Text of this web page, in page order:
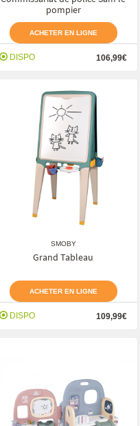
pompier
ACHETER EN LIGNE
DISPO 106,99€
SMOBY
Grand Tableau
ACHETER EN LIGNE
DISPO 109,99€